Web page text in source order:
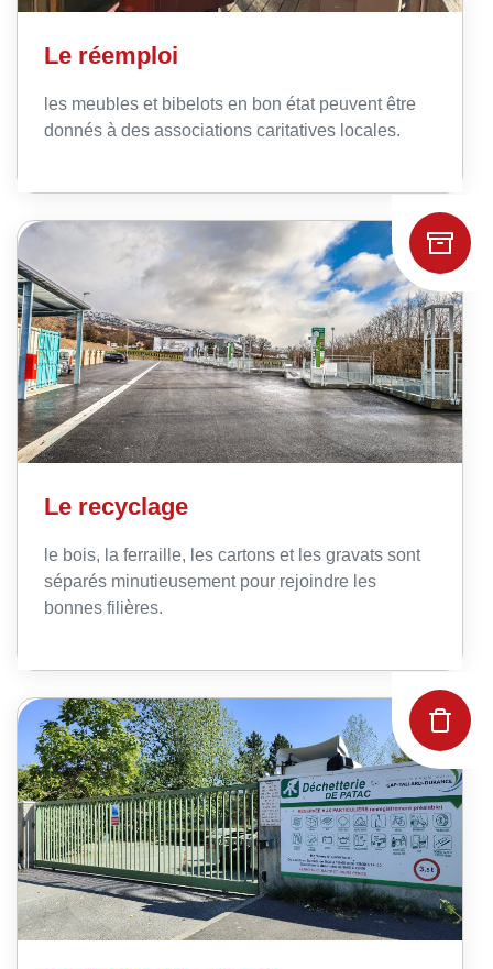
Le réemploi
les meubles et bibelots en bon état peuvent être
donnés à des associations caritatives locales.
Le recyclage
le bois, la ferraille, les cartons et les gravats sont
séparés minutieusement pour rejoindre les
bonnes filières.